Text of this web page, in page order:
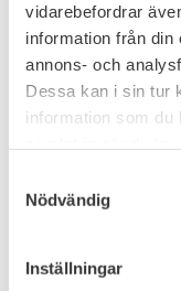
vidarebefordrar
information från din
annons- och
Dessa kan i sin tur
information som du
Nödvändig
Inställningar
Add to favorites
Innersocka Fodrad
Halkskydd
En socka perfekt vid jul.